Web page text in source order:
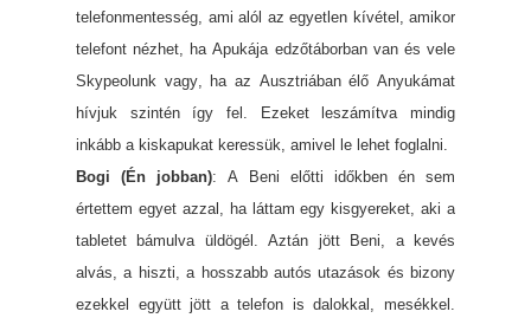
telefonmentesség, ami alól az egyetlen kívétel, amikor
telefont nézhet, ha Apukája edzőtáborban van és vele
Skypeolunk vagy, ha az Ausztriában élő Anyukámat
hívjuk szintén így fel. Ezeket leszámítva mindig
inkább a kiskapukat keressük, amivel le lehet foglalni.
Bogi (Én jobban): A Beni előtti időkben én sem
értettem egyet azzal, ha láttam egy kisgyereket, aki a
tabletet bámulva üldögél. Aztán jött Beni, a kevés
alvás, a hiszti, a hosszabb autós utazások és bizony
ezekkel együtt jött a telefon is dalokkal, mesékkel.